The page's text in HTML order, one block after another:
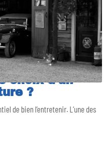
choix d’un
?
de bien l’entretenir. L’une des